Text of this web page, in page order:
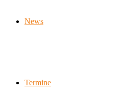
News
Termine